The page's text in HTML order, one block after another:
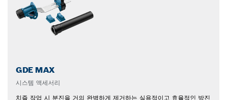
GDE MAX
시스템 액세서리
치즐 작업 시 분진을 거의 완벽하게 제거하는 실용적이고 효율적인 방진